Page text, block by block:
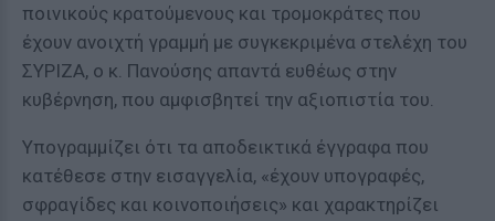
ποινικούς κρατούμενους και τρομοκράτες που
έχουν ανοιχτή γραμμή με συγκεκριμένα στελέχη του
ΣΥΡΙΖΑ, ο κ. Πανούσης απαντά ευθέως στην
κυβέρνηση, που αμφισβητεί την αξιοπιστία του.
Υπογραμμίζει ότι τα αποδεικτικά έγγραφα που
κατέθεσε στην εισαγγελία, «έχουν υπογραφές,
σφραγίδες και κοινοποιήσεις» και χαρακτηρίζει